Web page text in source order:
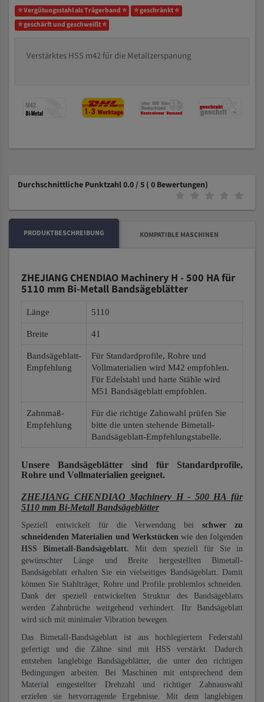
⭐ Vergütungsstahl als Trägerband ⭐
⭐ geschränkt ⭐
⭐ geschärft und geschweißt ⭐
Verstärktes HSS m42 für die Metallzerspanung
Durchschnittliche Punktzahl 0.0 / 5 ( 0 Bewertungen)
PRODUKTBESCHREIBUNG KOMPATIBLE MASCHINEN
ZHEJIANG CHENDIAO Machinery H - 500 HA für
5110 mm Bi-Metall Bandsägeblätter
Länge 5110
Breite 41
Bandsägeblatt-
Empfehlung
Für Standardprofile, Rohre und
Vollmaterialien wird M42 empfohlen.
Für Edelstahl und harte Stähle wird
M51 Bandsägeblatt empfohlen.
Zahnmaß-
Empfehlung
Für die richtige Zahnwahl prüfen Sie
bitte die unten stehende Bimetall-
Bandsägeblatt-Empfehlungstabelle.
Unsere Bandsägeblätter sind für Standardprofile,
Rohre und Vollmaterialien geeignet.
ZHEJIANG CHENDIAO Machinery H - 500 HA für
5110 mm Bi-Metall Bandsägeblätter
Speziell entwickelt für die Verwendung beischwer zu
schneidenden Materialien und Werkstücken wie den folgenden
HSS Bimetall-Bandsägeblatt. Mit dem speziell für Sie in
gewünschter Länge und Breite hergestellten Bimetall-
Bandsägeblatt erhalten Sie ein vielseitiges Bandsägeblatt. Damit
können Sie Stahlträger, Rohre und Profile problemlos schneiden.
Dank der speziell entwickelten Struktur des Bandsägeblatts
werden Zahnbrüche weitgehend verhindert. Ihr Bandsägeblatt
wird sich mit minimaler Vibration bewegen.
Das Bimetall-Bandsägeblatt ist aus hochlegiertem Federstahl
gefertigt und die Zähne sind mit HSS verstärkt. Dadurch
entstehen langlebige Bandsägeblätter, die unter den richtigen
Bedingungen arbeiten. Bei Maschinen mit entsprechend dem
Material eingestellter Drehzahl und richtiger Zahnauswahl
erzielen sie hervorragende Ergebnisse. Mit dem langlebigen